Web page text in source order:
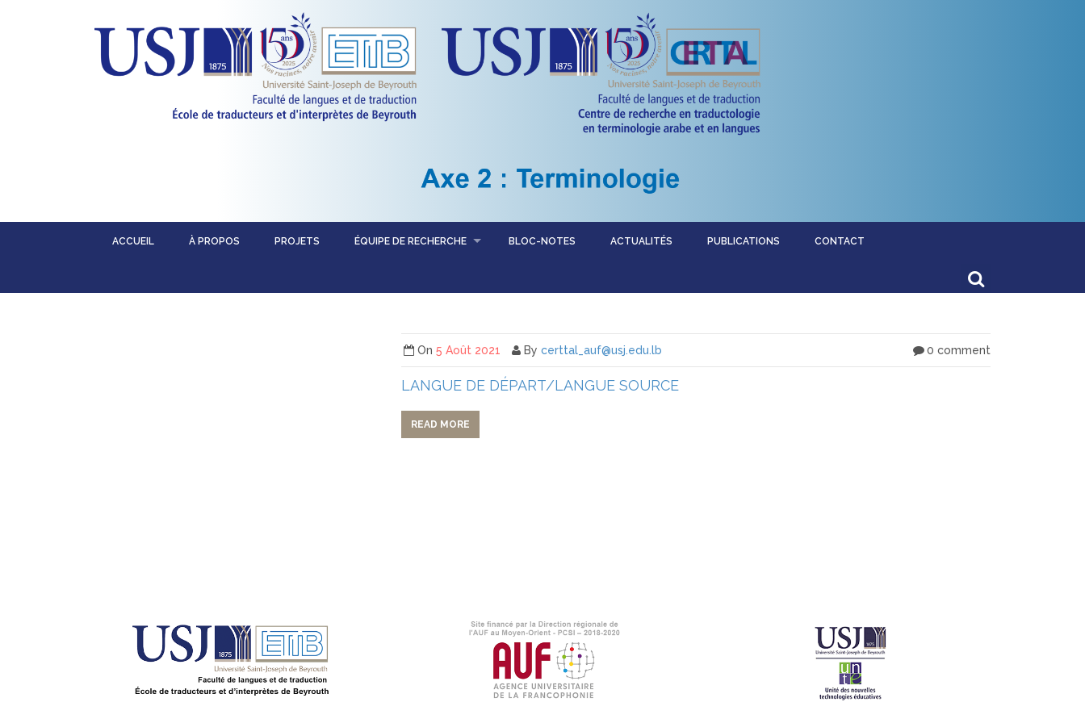
ACCUEIL À PROPOS PROJETS ÉQUIPE DE RECHERCHE BLOC-NOTES ACTUALITÉS PUBLICATIONS CONTACT
On 5 Août 2021 Bycerttal_auf@usj.edu.lb 0 comment
LANGUE DE DÉPART/LANGUE SOURCE
READ MORE